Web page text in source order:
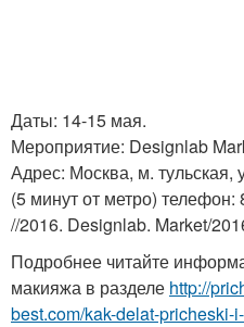
Даты: 14-15 мая.
Мероприятие: Designlab
Адрес: Москва, м. тульская,
(5 минут от метро)
//2016. Designlab. Market/
Подробнее читайте
макияжа в разделе http://
best.com/kak-delat-pricheski-